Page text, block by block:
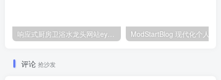
响应式厨房卫浴水龙头网站eyoucms易优模板(pc+wap)
评论 抢沙发